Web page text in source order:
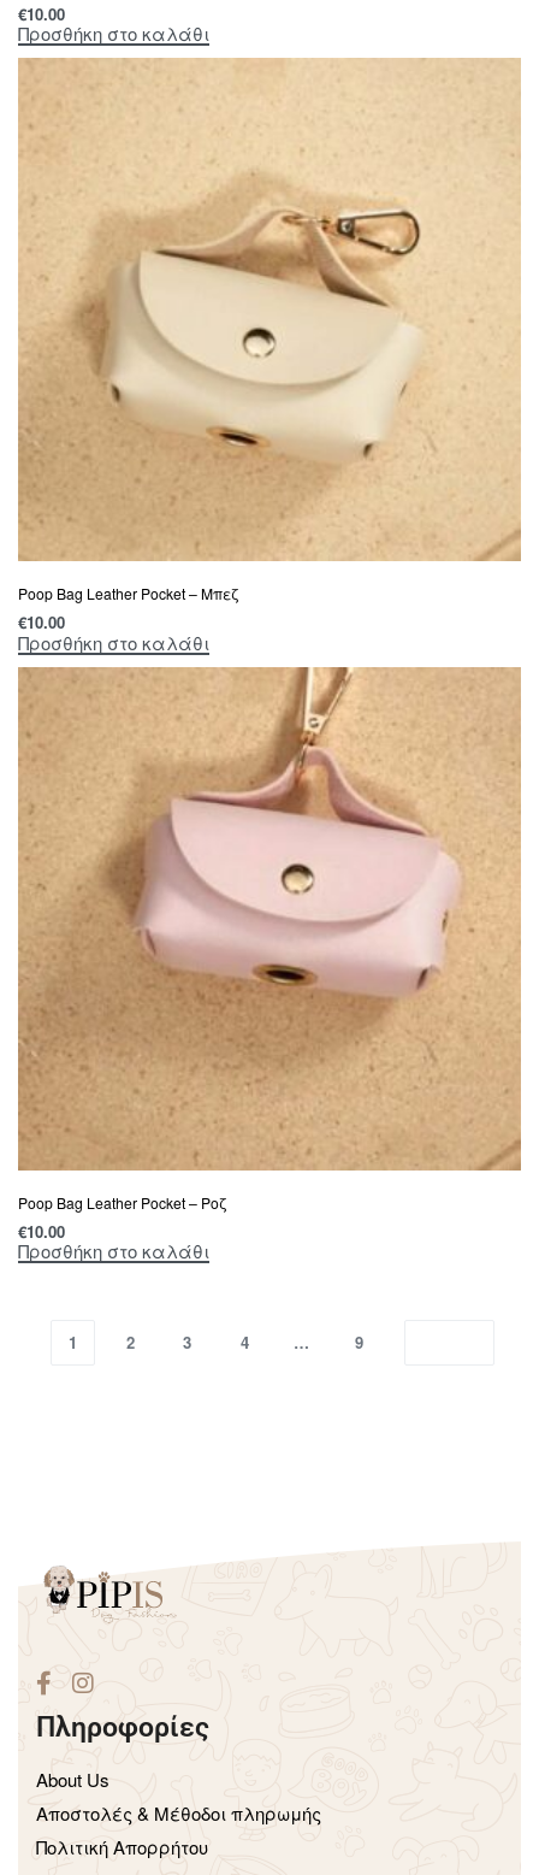
€10.00
Προσθήκη στο καλάθι
Poop Bag Leather Pocket – Μπεζ
€10.00
Προσθήκη στο καλάθι
Poop Bag Leather Pocket – Ροζ
€10.00
Προσθήκη στο καλάθι
1 2 3 4 … 9
Πληροφορίες
About Us
Aποστολές & Μέθοδοι πληρωμής
Πολιτική Απορρήτου